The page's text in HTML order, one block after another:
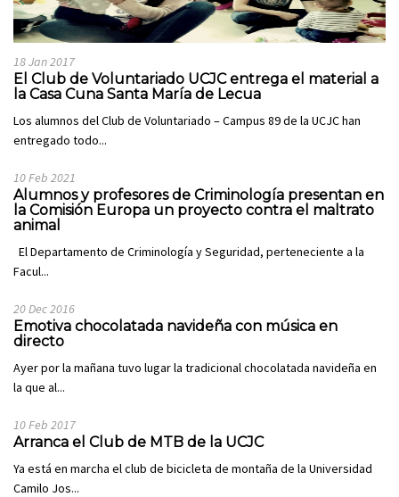
18 Jan 2017
El Club de Voluntariado UCJC entrega el material a
la Casa Cuna Santa María de Lecua
Los alumnos del Club de Voluntariado – Campus 89 de la UCJC han
entregado todo...
10 Feb 2021
Alumnos y profesores de Criminología presentan en
la Comisión Europa un proyecto contra el maltrato
animal
El Departamento de Criminología y Seguridad, perteneciente a la
Facul...
20 Dec 2016
Emotiva chocolatada navideña con música en
directo
Ayer por la mañana tuvo lugar la tradicional chocolatada navideña en
la que al...
10 Feb 2017
Arranca el Club de MTB de la UCJC
Ya está en marcha el club de bicicleta de montaña de la Universidad
Camilo Jos...